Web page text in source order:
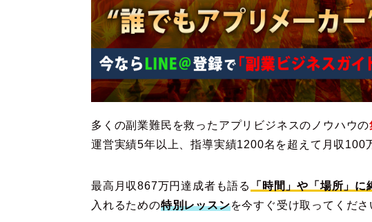
多くの副業難民を救ったアプリビジネスのノウハウの
運営実績5年以上、指導実績1200名を超えて月収100
最高月収867万円達成者も語る 「時間」や「場所」
入れるための特別レッスンを今すぐ受け取ってくださ